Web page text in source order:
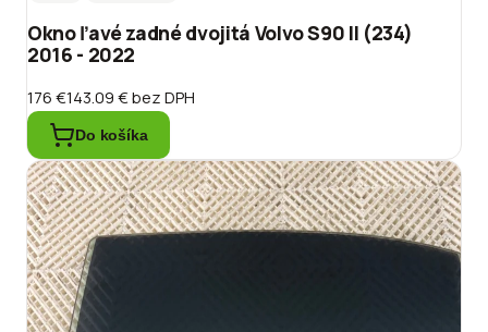
Okno ľavé zadné dvojitá Volvo S90 II (234)
2016 - 2022
176 €143.09 €bez DPH
Do košíka